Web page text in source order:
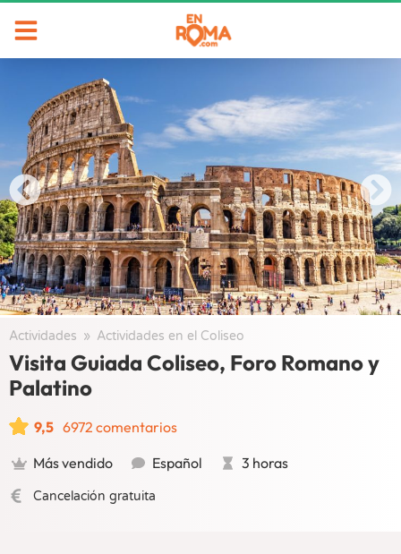
Actividades / Actividades en el Coliseo
Visita Guiada Coliseo, Foro Romano y
Palatino
9,5 6972 comentarios
Más vendido
Español 3 horas
Cancelación gratuita